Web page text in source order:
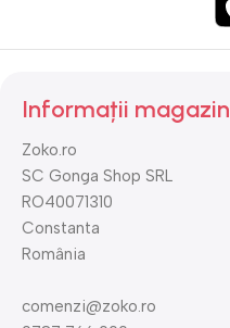
Informații magazin
Zoko.ro
SC Gonga Shop SRL
RO40071310
Constanta
România
comenzi@zoko.ro